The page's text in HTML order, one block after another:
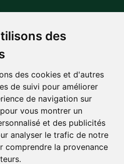
des
des cookies et d'autres
de suivi pour améliorer
de navigation sur
vous montrer un
et des publicités
analyser le trafic de notre
comprendre la provenance
Paiement sécurisé
Suivez-nous sur